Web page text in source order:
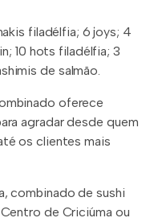
filadélfia; 6 joys; 4
10 hots filadélfia; 3
de salmão.
oferece
agradar desde quem
os clientes mais
combinado de sushi
de Criciúma ou